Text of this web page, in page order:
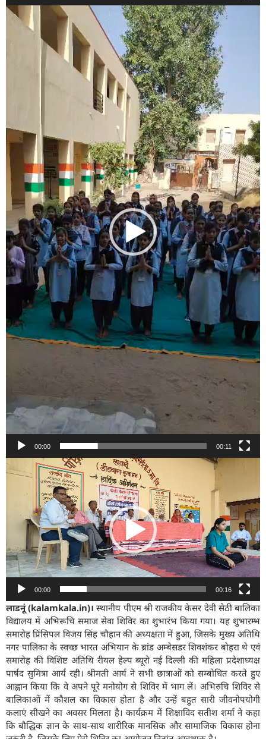
Video
Player
00:00 00:11
Video
Player
00:00 00:16
लाडनूं (kalamkala.in)। स्थानीय पीएम श्री राजकीय केसर देवी सेठी बालिका
विद्यालय में अभिरूचि समाज सेवा शिविर का शुभारंभ किया गया। यह शुभारम्भ
समारोह प्रिंसिपल विजय सिंह चौहान की अध्यक्षता में हुआ, जिसके मुख्य अतिथि
नगर पालिका के स्वच्छ भारत अभियान के ब्रांड अम्बेसडर शिवशंकर बोहरा थे एवं
समारोह की विशिष्ट अतिथि रीयल हेल्प ब्यूरो नई दिल्ली की महिला प्रदेशाध्यक्ष
पार्षद सुमित्रा आर्य रही। श्रीमती आर्य ने सभी छात्राओं को सम्बोधित करते हुए
आह्वान किया कि वे अपने पूरे मनोयोग से शिविर में भाग लें। अभिरुचि शिविर से
बालिकाओं में कौशल का विकास होता है और उन्हें बहुत सारी जीवनोपयोगी
कलाएं सीखने का अवसर मिलता है। कार्यक्रम में शिक्षाविद सतीश शर्मा ने कहा
कि बौद्धिक ज्ञान के साथ-साथ शारीरिक मानसिक और सामाजिक विकास होना